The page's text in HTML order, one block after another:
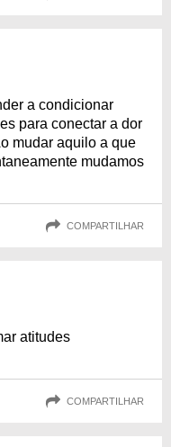
a condicionar
para conectar a dor
mudar aquilo a que
mudamos
COMPARTILHAR
atitudes
COMPARTILHAR